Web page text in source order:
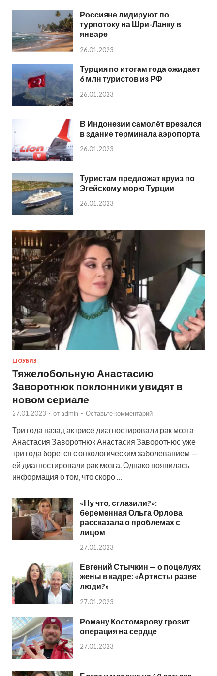
Россияне лидируют по
турпотоку на Шри-Ланку в
январе
26.01.2023
Турция по итогам года ожидает
6 млн туристов из РФ
26.01.2023
В Индонезии самолёт врезался
в здание терминала аэропорта
26.01.2023
Туристам предложат круиз по
Эгейскому морю Турции
26.01.2023
ШОУБИЗ
Тяжелобольную Анастасию
Заворотнюк поклонники увидят в
новом сериале
27.01.2023 - от admin - Оставьте комментарий
Три года назад актрисе диагностировали рак мозга
Анастасия Заворотнюк Анастасия Заворотнюс уже
три года борется с онкологическим заболеванием —
ей диагностировали рак мозга. Однако появилась
информация о том, что скоро …
«Ну что, сглазили?»:
беременная Ольга Орлова
рассказала о проблемах с
лицом
27.01.2023
Евгений Стычкин — о поцелуях
жены в кадре: «Артисты разве
люди?»
27.01.2023
Роману Костомарову грозит
операция на сердце
27.01.2023